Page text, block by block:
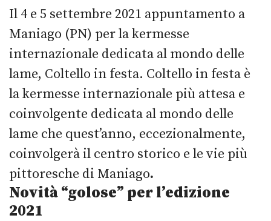
Il 4 e 5 settembre 2021 appuntamento a
Maniago (PN) per la kermesse
internazionale dedicata al mondo delle
lame, Coltello in festa. Coltello in festa è
la kermesse internazionale più attesa e
coinvolgente dedicata al mondo delle
lame che quest’anno, eccezionalmente,
coinvolgerà il centro storico e le vie più
pittoresche di Maniago.
Novità “golose” per l’edizione
2021